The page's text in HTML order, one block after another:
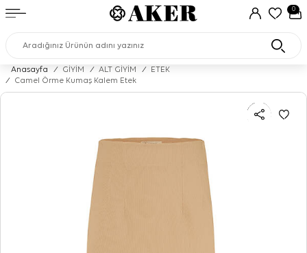
0
Anasayfa / GİYİM / ALT GİYİM /
ETEK
/
Camel Örme Kumaş Kalem Etek